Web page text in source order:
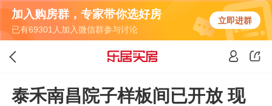
加入购房群，专家带你选好房
已有69301人加入微信群参与讨论
立即进群
泰禾南昌院子样板间已开放 现